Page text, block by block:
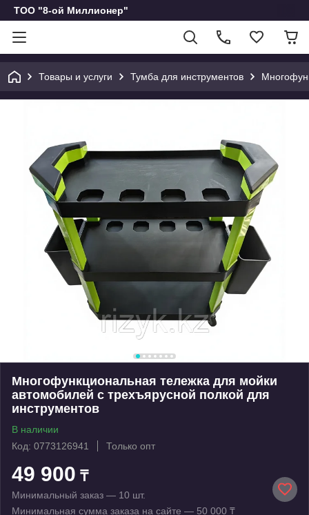
ТОО "8-ой Миллионер"
Товары и услуги Тумба для инструментов
Многофункциональная тележка для мойки
автомобилей с трехъярусной полкой для
инструментов
В наличии
Код: 0773126941
Только опт
49 900 ₸
Минимальный заказ — 10 шт.
Минимальная сумма заказа на сайте — 50 000 ₸